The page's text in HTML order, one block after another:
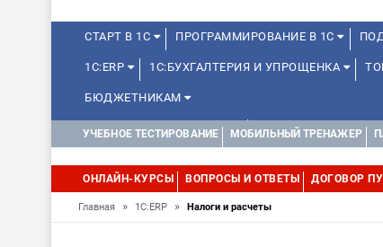
СТАРТ В 1С ПРОГРАММИРОВАНИЕ В 1С
1С:ERP 1С:БУХГАЛТЕРИЯ И УПРОЩЕНКА
БЮДЖЕТНИКАМ
КУРСЫ ДЛЯ ШКОЛЬНИКОВ ДИСТАНЦИОННАЯ
УЧЕБНОЕ ТЕСТИРОВАНИЕ МОБИЛЬНЫЙ ТРЕНАЖЕР
ОНЛАЙН-КУРСЫ ВОПРОСЫ И ОТВЕТЫ ДОГОВОР
Главная » 1С:ERP » Налоги и расчеты